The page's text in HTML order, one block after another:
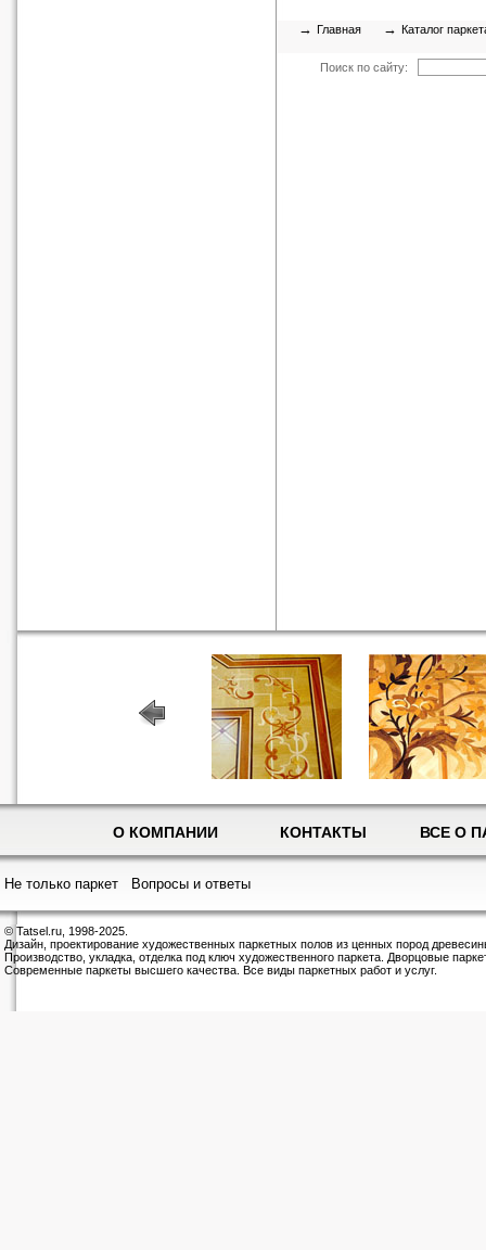
→ Главная → Каталог
Поиск по сайту:
О КОМПАНИИ КОНТАКТЫ ВСЕ О
Не только паркет Вопросы и ответы
© Tatsel.ru, 1998-2025.
Дизайн, проектирование художественных паркетных полов из ценных пород
Производство, укладка, отделка под ключ художественного паркета. Дворцовые
Современные паркеты высшего качества. Все виды паркетных работ и услуг.